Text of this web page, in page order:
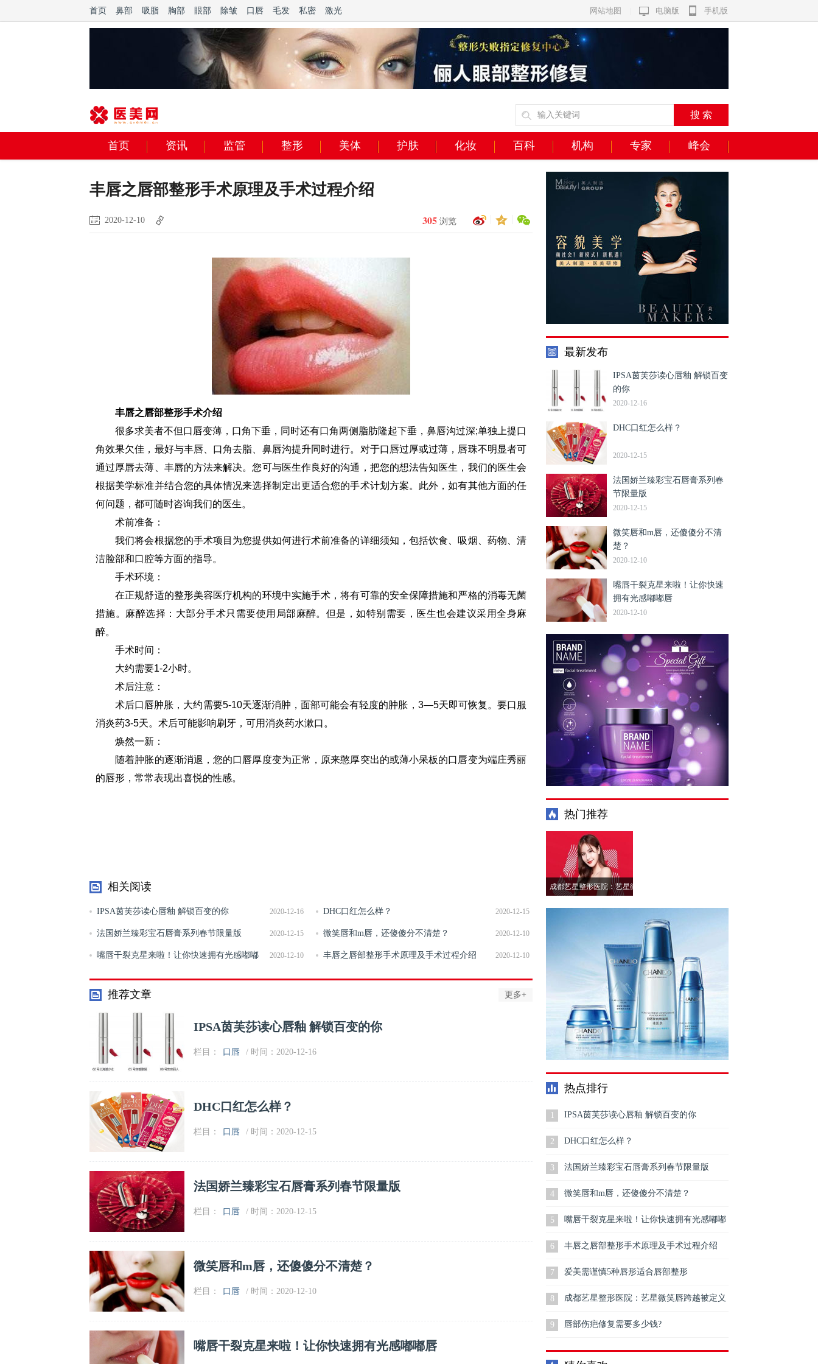
首页 鼻部 吸脂 胸部 眼部 除皱 口唇 毛发 私密 激光 电脑版 手机版
网站地图
首页 资讯 监管 整形 美体 护肤 化妆 百科 机构 专家 峰会
丰唇之唇部整形手术原理及手术过程介绍
2020-12-10 305 浏览
丰唇之唇部整形手术介绍
很多求美者不但口唇变薄，口角下垂，同时还有口角两侧脂肪隆起下垂，鼻唇沟过深;单独上提口
角效果欠佳，最好与丰唇、口角去脂、鼻唇沟提升同时进行。对于口唇过厚或过薄，唇珠不明显者可
通过厚唇去薄、丰唇的方法来解决。您可与医生作良好的沟通，把您的想法告知医生，我们的医生会
根据美学标准并结合您的具体情况来选择制定出更适合您的手术计划方案。此外，如有其他方面的任
何问题，都可随时咨询我们的医生。
术前准备：
我们将会根据您的手术项目为您提供如何进行术前准备的详细须知，包括饮食、吸烟、药物、清
洁脸部和口腔等方面的指导。
手术环境：
在正规舒适的整形美容医疗机构的环境中实施手术，将有可靠的安全保障措施和严格的消毒无菌
措施。麻醉选择：大部分手术只需要使用局部麻醉。但是，如特别需要，医生也会建议采用全身麻
醉。
手术时间：
大约需要1-2小时。
术后注意：
术后口唇肿胀，大约需要5-10天逐渐消肿，面部可能会有轻度的肿胀，3—5天即可恢复。要口服
消炎药3-5天。术后可能影响刷牙，可用消炎药水漱口。
焕然一新：
随着肿胀的逐渐消退，您的口唇厚度变为正常，原来憨厚突出的或薄小呆板的口唇变为端庄秀丽
的唇形，常常表现出喜悦的性感。
相关阅读
2020-12-16
IPSA茵芙莎读心唇釉 解锁百变的你 2020-12-15
DHC口红怎么样？
2020-12-15
法国娇兰臻彩宝石唇膏系列春节限量版 2020-12-10
微笑唇和m唇，还傻傻分不清楚？
2020-12-10
嘴唇干裂克星来啦！让你快速拥有光感嘟嘟
唇
2020-12-10
丰唇之唇部整形手术原理及手术过程介绍
推荐文章 更多+
IPSA茵芙莎读心唇釉 解锁百变的你
栏目： 口唇 / 时间：2020-12-16
DHC口红怎么样？
栏目： 口唇 / 时间：2020-12-15
法国娇兰臻彩宝石唇膏系列春节限量版
栏目： 口唇 / 时间：2020-12-15
微笑唇和m唇，还傻傻分不清楚？
栏目： 口唇 / 时间：2020-12-10
嘴唇干裂克星来啦！让你快速拥有光感嘟嘟唇
最新发布
IPSA茵芙莎读心唇釉 解锁百变
的你
2020-12-16
DHC口红怎么样？
2020-12-15
法国娇兰臻彩宝石唇膏系列春
节限量版
2020-12-15
微笑唇和m唇，还傻傻分不清
楚？
2020-12-10
嘴唇干裂克星来啦！让你快速
拥有光感嘟嘟唇
2020-12-10
热门推荐
成都艺星整形医院：艺星微
热点排行
1 IPSA茵芙莎读心唇釉 解锁百变的你
2 DHC口红怎么样？
3 法国娇兰臻彩宝石唇膏系列春节限量版
4 微笑唇和m唇，还傻傻分不清楚？
5 嘴唇干裂克星来啦！让你快速拥有光感嘟嘟
唇
6 丰唇之唇部整形手术原理及手术过程介绍
7 爱美需谨慎5种唇形适合唇部整形
8 成都艺星整形医院：艺星微笑唇跨越被定义
的可能
9 唇部伤疤修复需要多少钱?